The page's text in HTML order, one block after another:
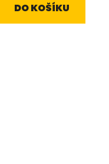
DO KOŠÍKU